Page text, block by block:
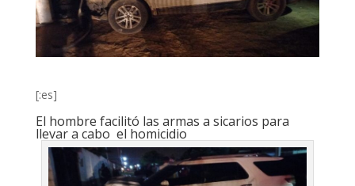
[:es]
El hombre facilitó las armas a sicarios para
llevar a cabo el homicidio